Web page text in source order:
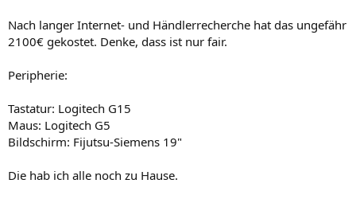
Nach langer Internet- und Händlerrecherche hat das ungefähr
2100€ gekostet. Denke, dass ist nur fair.
Peripherie:
Tastatur: Logitech G15
Maus: Logitech G5
Bildschirm: Fijutsu-Siemens 19"
Die hab ich alle noch zu Hause.